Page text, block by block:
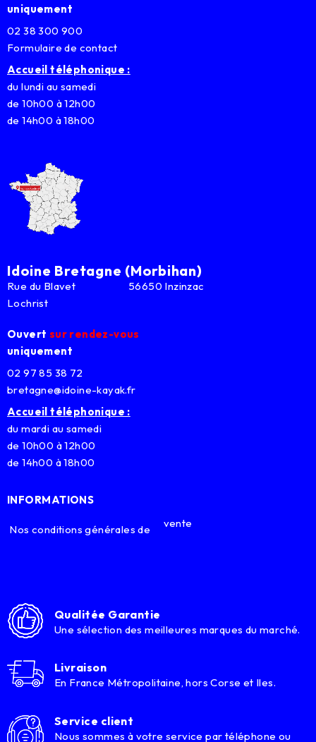
uniquement
02 38 300 900
Formulaire de contact
Accueil téléphonique :
du lundi au samedi
de 10h00 à 12h00
de 14h00 à 18h00
Idoine Bretagne (Morbihan)
Rue du Blavet 56650 Inzinzac
Lochrist
Ouvert sur rendez-vous
uniquement
02 97 85 38 72
bretagne@idoine-kayak.fr
Accueil téléphonique :
du mardi au samedi
de 10h00 à 12h00
de 14h00 à 18h00
INFORMATIONS
Nos conditions générales de vente
Qualitée Garantie
Une sélection des meilleures marques du marché.
Livraison
En France Métropolitaine, hors Corse et Iles.
Service client
Nous sommes à votre service par téléphone ou